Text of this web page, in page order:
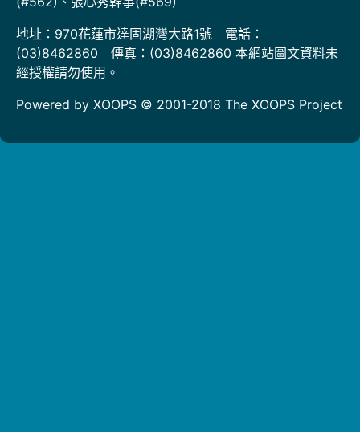
地址：970花蓮市達固湖灣大路1號 電話：
(03)8462860 傳真：(03)8462860 本網站圖文資料未
經授權請勿使用。
Powered by XOOPS © 2001-2018 The XOOPS Project